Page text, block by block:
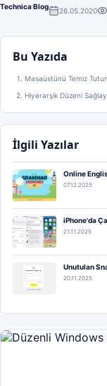
Technica Blog 26.05.2020
Bu Yazıda
Masaüstünü Temiz Tutun
Hiyerarşik Düzeni
İlgili Yazılar
Online
07.12.2025
iPhone'da
21.11.2025
Unutulan
20.11.2025